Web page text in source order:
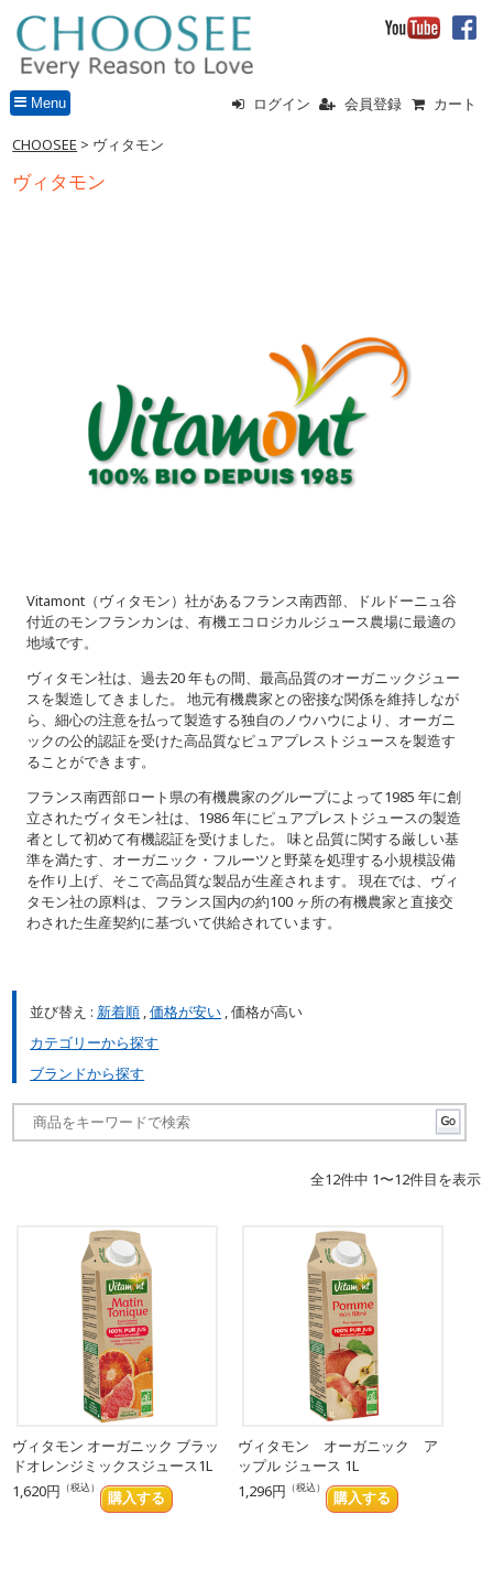
ログイン 会員登録 カート
Menu
CHOOSEE > ヴィタモン
ヴィタモン
Vitamont（ヴィタモン）社があるフランス南西部、ドルドーニュ谷
付近のモンフランカンは、有機エコロジカルジュース農場に最適の
地域です。
ヴィタモン社は、過去20 年もの間、最高品質のオーガニックジュー
スを製造してきました。 地元有機農家との密接な関係を維持しなが
ら、細心の注意を払って製造する独自のノウハウにより、オーガニ
ックの公的認証を受けた高品質なピュアプレストジュースを製造す
ることができます。
フランス南西部ロート県の有機農家のグループによって1985 年に創
立されたヴィタモン社は、1986 年にピュアプレストジュースの製造
者として初めて有機認証を受けました。 味と品質に関する厳しい基
準を満たす、オーガニック・フルーツと野菜を処理する小規模設備
を作り上げ、そこで高品質な製品が生産されます。 現在では、ヴィ
タモン社の原料は、フランス国内の約100 ヶ所の有機農家と直接交
わされた生産契約に基づいて供給されています。
並び替え : 新着順 ,価格が安い , 価格が高い
カテゴリーから探す
ブランドから探す
全12件中 1〜12件目を表示
ヴィタモン オーガニック ブラッ
ドオレンジミックスジュース1L
1,620円 （税込）
ヴィタモン オーガニック ア
ップル ジュース 1L
1,296円 （税込）